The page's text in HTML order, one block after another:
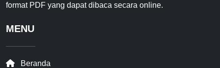
format PDF yang dapat dibaca secara online.
MENU
Beranda